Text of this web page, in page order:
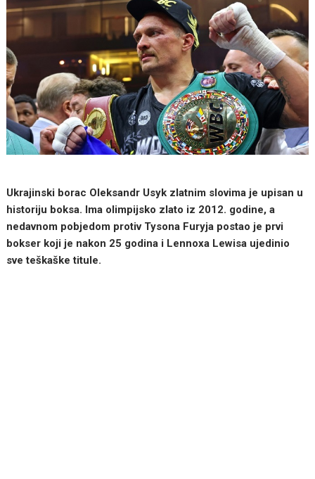
Ukrajinski borac Oleksandr Usyk zlatnim slovima je upisan u
historiju boksa. Ima olimpijsko zlato iz 2012. godine, a
nedavnom pobjedom protiv Tysona Furyja postao je prvi
bokser koji je nakon 25 godina i Lennoxa Lewisa ujedinio
sve teškaške titule.